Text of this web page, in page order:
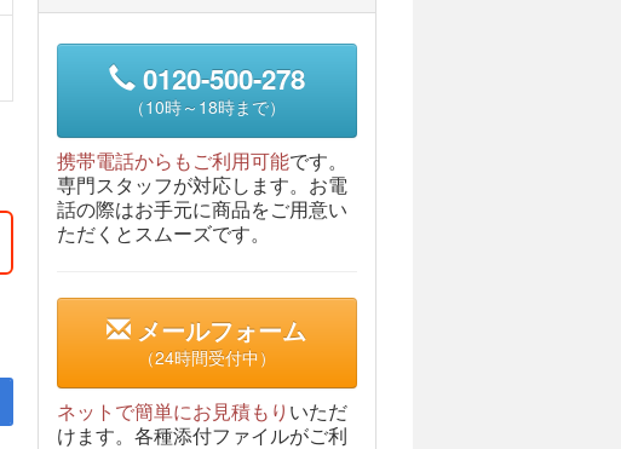
0120-500-278
（10時～18時まで）
携帯電話からもご利用可能です。
専門スタッフが対応します。お電
話の際はお手元に商品をご用意い
ただくとスムーズです。
メールフォーム
（24時間受付中）
ネットで簡単にお見積もり いただ
けます。各種添付ファイルがご利